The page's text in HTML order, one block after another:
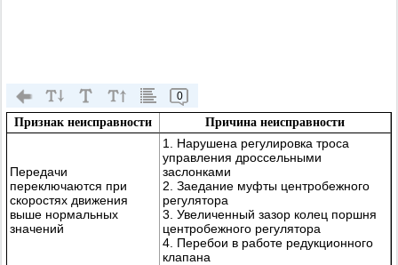
0
Признак неисправности Причина неисправности
Передачи
переключаются при
скоростях движения
выше нормальных
значений
1. Нарушена регулировка троса
управления дроссельными
заслонками
2. Заедание муфты центробежного
регулятора
3. Увеличенный зазор колец поршня
центробежного регулятора
4. Перебои в работе редукционного
клапана